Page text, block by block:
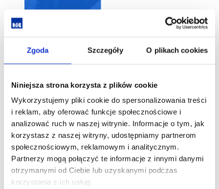
Zgoda Szczegóły O plikach cookies
Niniejsza strona korzysta z plików cookie
Wykorzystujemy pliki cookie do spersonalizowania treści
i reklam, aby oferować funkcje społecznościowe i
analizować ruch w naszej witrynie. Informacje o tym, jak
korzystasz z naszej witryny, udostępniamy partnerom
społecznościowym, reklamowym i analitycznym.
Partnerzy mogą połączyć te informacje z innymi danymi
otrzymanymi od Ciebie lub uzyskanymi podczas
korzystania z ich usług.
Login: (Wydawany jest na dokumencie w formie
jest to pierwsza litera imienia + nazwisko bez
Adres e-mail: (prywatny adres email podawany
podczas rejestracji w systemie rekrutacyjnym)
Zatwierdzić przycisk nie jestem robotem (reCAPTHA)
Kliknąć przycisk "Wyślij hasło na maila"
Na Państwa adres email powinna przyjść wiadomość
z linkiem do ustawienia hasła (link jest aktywny 30
minut od momentu jego wysłania. Po